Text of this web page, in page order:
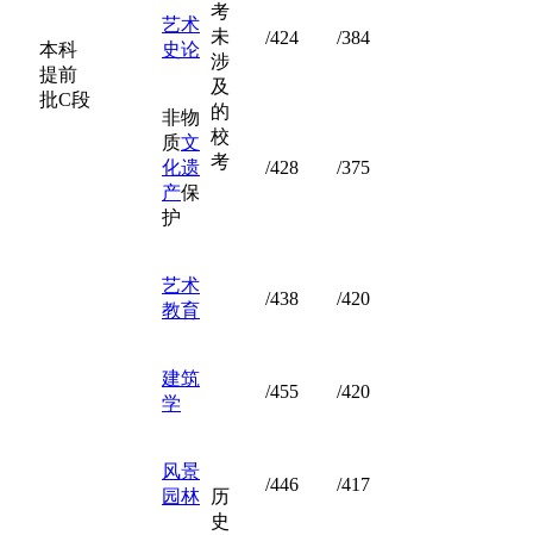
本科
提前
批C段
考
未
涉
及
的
校
考
艺术
史论
/424 /384
非物
质文
化遗
产保
护
/428 /375
艺术
教育
历
史
/438 /420
建筑
学
/455 /420
风景
园林
/446 /417